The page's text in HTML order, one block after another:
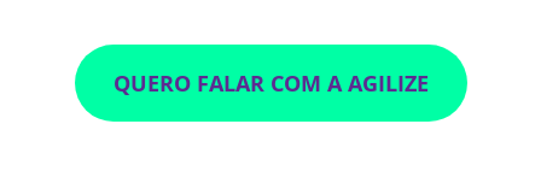
QUERO FALAR COM A AGILIZE